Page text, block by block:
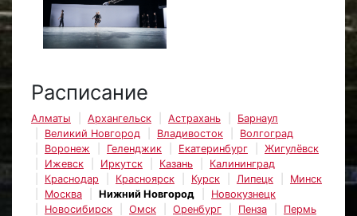
Расписание
Алматы Архангельск Астрахань
Барнаул
Великий Новгород
Владивосток
Волгоград
Воронеж
Геленджик Екатеринбург
Жигулёвск
Ижевск
Иркутск Казань
Калининград
Краснодар
Красноярск Курск Липецк
Минск
Москва
Нижний Новгород
Новокузнецк
Новосибирск
Омск Оренбург Пенза
Пермь